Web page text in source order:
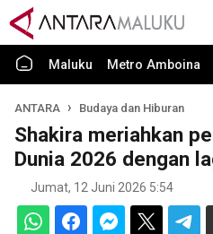
Maluku Metro Amboina
ANTARA Budaya dan Hiburan
Shakira meriahkan
Dunia 2026 dengan
Jumat, 12 Juni 2026 5:54